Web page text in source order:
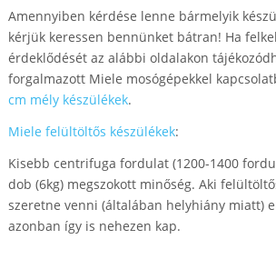
Amennyiben kérdése lenne bármelyik
kérjük keressen bennünket bátran! Ha
érdeklődését az alábbi oldalakon
forgalmazott Miele mosógépekkel
cm mély készülékek.
Miele felültöltős készülékek:
Kisebb centrifuga fordulat (1200-1400
dob (6kg) megszokott minőség. Aki
szeretne venni (általában helyhiány miatt)
azonban így is nehezen kap.